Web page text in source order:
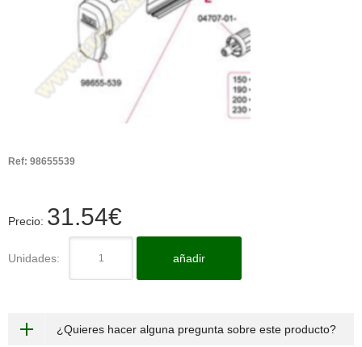
Ref: 98655539
Precio: 31.54€
Unidades: añadir
¿Quieres hacer alguna pregunta sobre este producto?